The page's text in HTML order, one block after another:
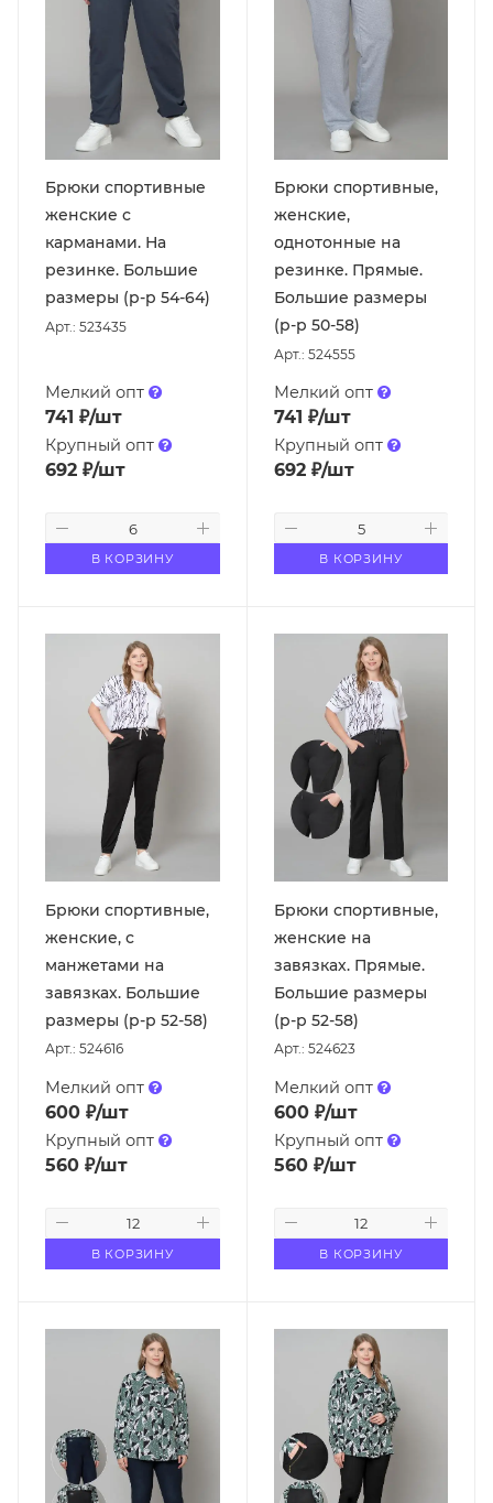
Брюки спортивные
женские с
карманами. На
резинке. Большие
размеры (р-р 54-64)
Арт.: 523435
Мелкий опт
741 ₽/шт
Крупный опт
692 ₽/шт
В КОРЗИНУ
Брюки спортивные,
женские,
однотонные на
резинке. Прямые.
Большие размеры
(р-р 50-58)
Арт.: 524555
Мелкий опт
741 ₽/шт
Крупный опт
692₽/шт
В КОРЗИНУ
Брюки спортивные,
женские, с
манжетами на
завязках. Большие
размеры (р-р 52-58)
Арт.: 524616
Мелкий опт
600 ₽/шт
Крупный опт
560 ₽/шт
В КОРЗИНУ
Брюки спортивные,
женские на
завязках. Прямые.
Большие размеры
(р-р 52-58)
Арт.: 524623
Мелкий опт
600₽/шт
Крупный опт
560₽/шт
В КОРЗИНУ